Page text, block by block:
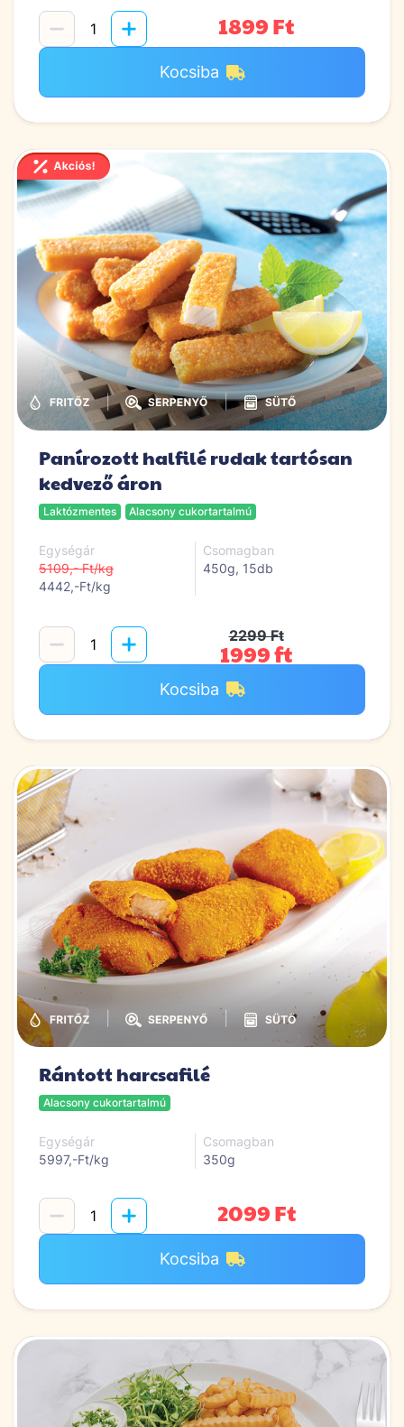
1899 Ft
Kocsiba
| |
Panírozott halfilé rudak tartósan
kedvező áron
Laktózmentes Alacsony cukortartalmú
Egységár
5109,- Ft/kg
4442,-Ft/kg
Csomagban
450g, 15db
2299 Ft
1999 ft
Kocsiba
|
Rántott harcsafilé
Alacsony cukortartalmú
Egységár
5997,-Ft/kg
Csomagban
350g
2099 Ft
Kocsiba